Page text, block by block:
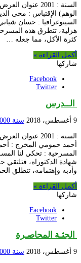
السنة : 2001
الوهم) الإقتباس : محي
السينوغرافيا : حسان
هزلية، تتطرق هذه
كثرة الأكل، مما جعله …
أكمل القراءة »
شاركها
Facebook
Twitter
الــدرس
9 أغسطس، 2018 سنة 2000 — سنة 2009
السنة : 2001
أحمد حمومي المخرج :
المسرحية : تحكي لنا
شهادة الدكتوراه، فتلتقي
وأدبه وإهتمامه، تنطلق
أكمل القراءة »
شاركها
Facebook
Twitter
الجثـة المحاصـرة
9 أغسطس، 2018 سنة 2000